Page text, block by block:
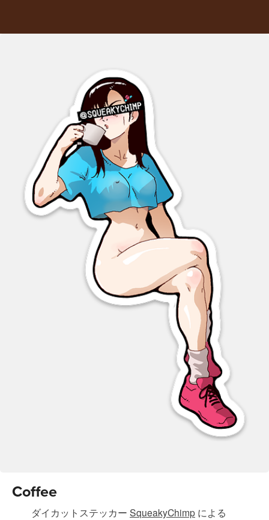
Coffee
ダイカットステッカー SqueakyChimp による